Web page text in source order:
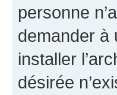
personne
demander à
installer
désirée